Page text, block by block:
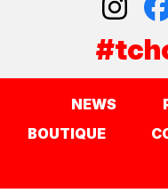
NEWS
BOUTIQUE